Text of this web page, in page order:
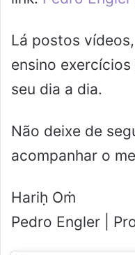
Lá postos
ensino
seu dia a dia.
Não deixe de
acompanhar o
Hariḥ Oṁ
Pedro Engler |